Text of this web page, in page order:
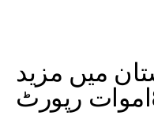
میں مزید